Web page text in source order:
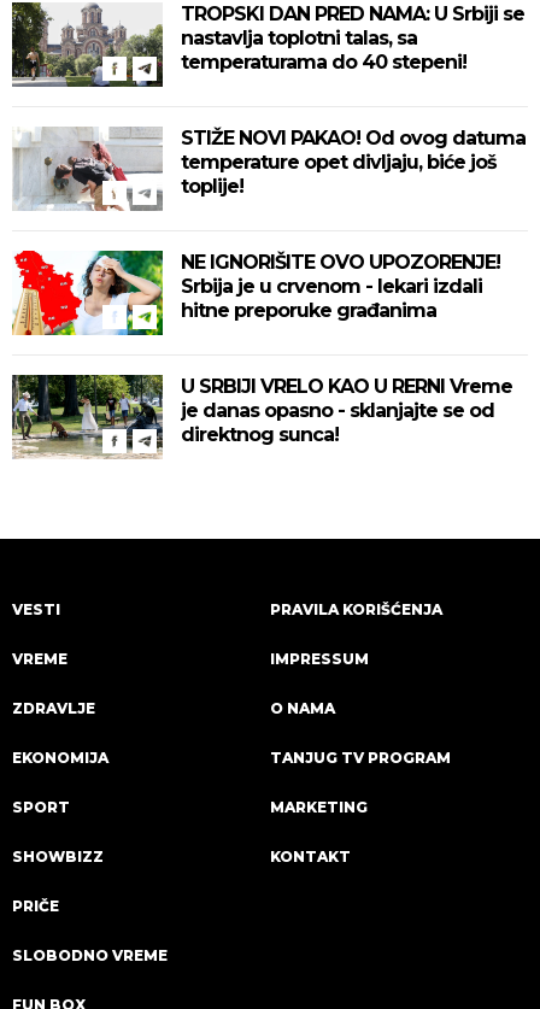
TROPSKI DAN PRED NAMA: U Srbiji se
nastavlja toplotni talas, sa
temperaturama do 40 stepeni!
STIŽE NOVI PAKAO! Od ovog datuma
temperature opet divljaju, biće još
toplije!
NE IGNORIŠITE OVO UPOZORENJE!
Srbija je u crvenom - lekari izdali
hitne preporuke građanima
U SRBIJI VRELO KAO U RERNI Vreme
je danas opasno - sklanjajte se od
direktnog sunca!
VESTI
VREME
ZDRAVLJE
EKONOMIJA
SPORT
SHOWBIZZ
PRIČE
SLOBODNO VREME
FUN BOX
PRAVILA KORIŠĆENJA
IMPRESSUM
O NAMA
TANJUG TV PROGRAM
MARKETING
KONTAKT